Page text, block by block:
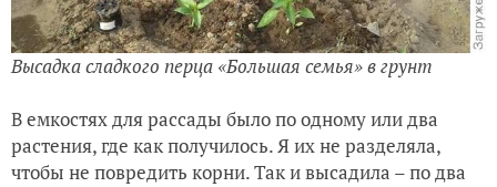
Высадка сладкого перца «Большая семья» в грунт
В емкостях для рассады было по одному или два
растения, где как получилось. Я их не разделяла,
чтобы не повредить корни. Так и высадила – по два